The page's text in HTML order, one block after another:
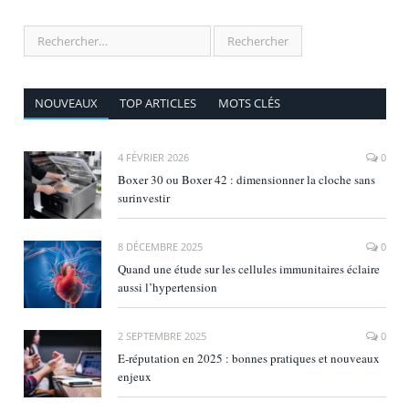
NOUVEAUX TOP ARTICLES MOTS CLÉS
4 FÉVRIER 2026 0
Boxer 30 ou Boxer 42 : dimensionner la cloche sans
surinvestir
8 DÉCEMBRE 2025 0
Quand une étude sur les cellules immunitaires éclaire
aussi l’hypertension
2 SEPTEMBRE 2025 0
E‑réputation en 2025 : bonnes pratiques et nouveaux
enjeux